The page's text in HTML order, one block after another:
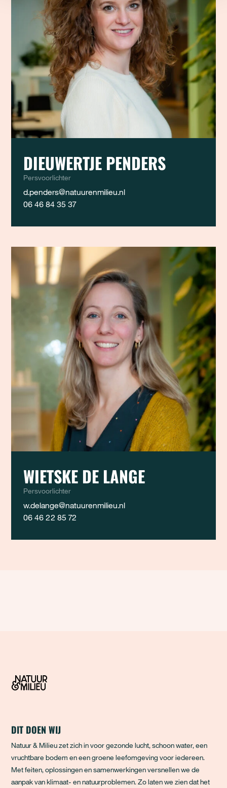
DIEUWERTJE PENDERS
Persvoorlichter
d.penders@natuurenmilieu.nl
06 46 84 35 37
WIETSKE DE LANGE
Persvoorlichter
w.delange@natuurenmilieu.nl
06 46 22 85 72
DIT DOEN WIJ
Natuur & Milieu zet zich in voor gezonde lucht, schoon water, een
vruchtbare bodem en een groene leefomgeving voor iedereen.
Met feiten, oplossingen en samenwerkingen versnellen we de
aanpak van klimaat- en natuurproblemen. Zo laten we zien dat het